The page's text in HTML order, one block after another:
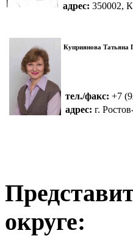
адрес: 350002,
Куприянова Татьяна
тел./факс: +7
адрес: г.
округе: